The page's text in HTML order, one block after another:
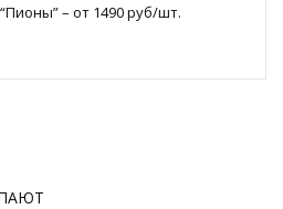
– от 1490 руб/шт.